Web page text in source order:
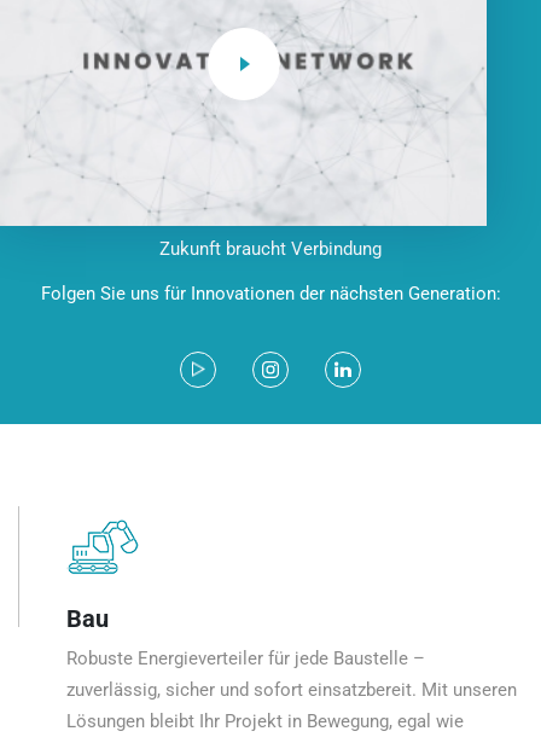
Zukunft braucht Verbindung
Folgen Sie uns für Innovationen der nächsten Generation:
Bau
Robuste Energieverteiler für jede Baustelle –
zuverlässig, sicher und sofort einsatzbereit. Mit unseren
Lösungen bleibt Ihr Projekt in Bewegung, egal wie